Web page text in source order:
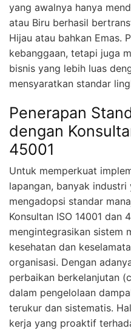
yang awalnya hanya
atau Biru berhasil
Hijau atau bahkan Emas.
kebanggaan, tetapi juga
bisnis yang lebih luas
mensyaratkan standar
Penerapan
dengan
45001
Untuk memperkuat
lapangan, banyak industri
mengadopsi standar
Konsultan ISO 14001 dan
mengintegrasikan sistem
kesehatan dan
organisasi. Dengan
perbaikan berkelanjutan
dalam pengelolaan
terukur dan sistematis.
kerja yang proaktif